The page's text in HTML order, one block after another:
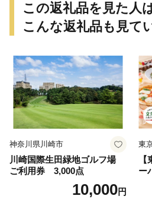
この返礼品を見た人
こんな返礼品も見て
神奈川県川崎市
川崎国際生田緑地ゴルフ場
ご利用券 3,000点
10,000円
東
ー